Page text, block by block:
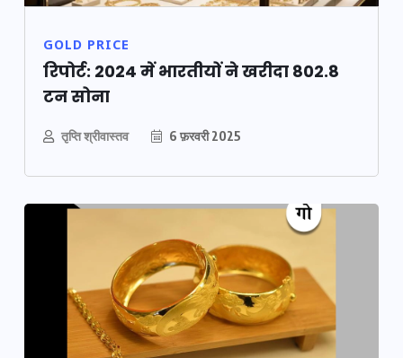
GOLD PRICE
रिपोर्ट: 2024 में भारतीयों ने खरीदा 802.8
टन सोना
तृप्ति श्रीवास्तव 6 फ़रवरी 2025